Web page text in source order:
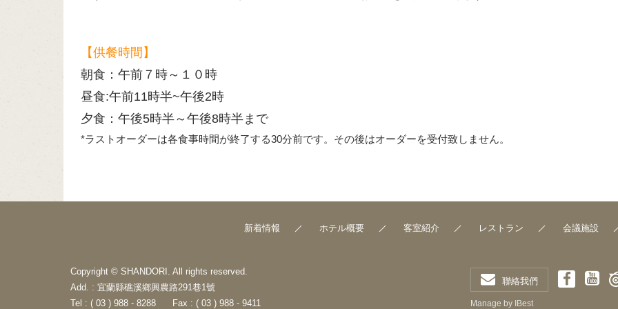
【供餐時間】
朝食：午前７時～１０時
昼食:午前11時半~午後2時
夕食：午後5時半～午後8時半まで
*ラストオーダーは各食事時間が終了する30分前です。その後はオーダーを受付致しません。
新着情報 ホテル概要 客室紹介 レストラン 会議施設
Copyright © SHANDORI. All rights reserved.
Add. : 宜蘭縣礁溪鄉興農路291巷1號
Tel : ( 03 ) 988 - 8288
Fax : ( 03 ) 988 - 9411
聯絡我們
Manage by IBest